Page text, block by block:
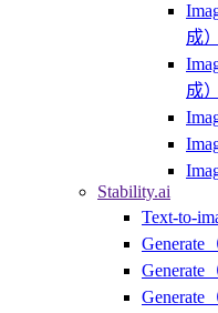
成）
成）
Stability.ai
Text-to-
Generate
Generate
Generate